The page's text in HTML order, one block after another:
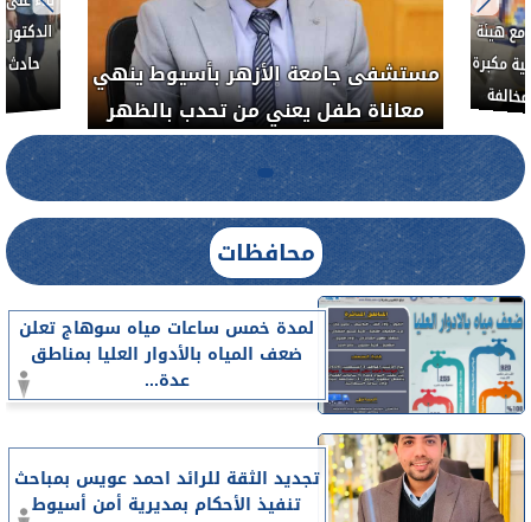
العلاج الحر بمنفلوط بالتعاون مع هيئة
الدواء المصرية يشن حملة رقابية مكبرة
لضبط المنشآت الطبية المخالفة.....
خبيث
محافظات
لمدة خمس ساعات مياه سوهاج تعلن
ضعف المياه بالأدوار العليا بمناطق
عدة...
تجديد الثقة للرائد احمد عويس بمباحث
تنفيذ الأحكام بمديرية أمن أسيوط